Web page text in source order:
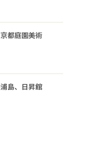
都庭園美術
島、日昇館